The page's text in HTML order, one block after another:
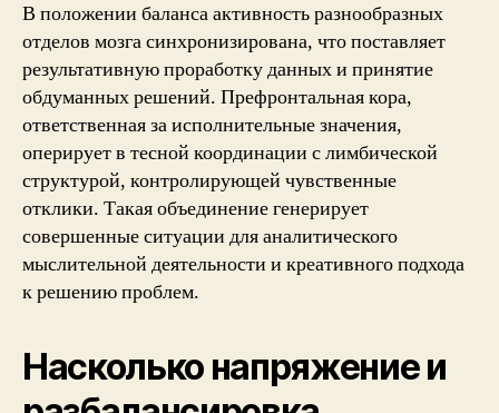
В положении баланса активность разнообразных
отделов мозга синхронизирована, что поставляет
результативную проработку данных и принятие
обдуманных решений. Префронтальная кора,
ответственная за исполнительные значения,
оперирует в тесной координации с лимбической
структурой, контролирующей чувственные
отклики. Такая объединение генерирует
совершенные ситуации для аналитического
мыслительной деятельности и креативного подхода
к решению проблем.
Насколько напряжение и